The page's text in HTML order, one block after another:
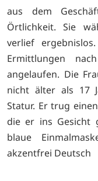
aus dem
Örtlichkeit. Sie
verlief
Ermittlungen
angelaufen. Die
nicht älter als 17
Statur. Er trug
die er ins Gesicht
blaue
akzentfrei Deutsch